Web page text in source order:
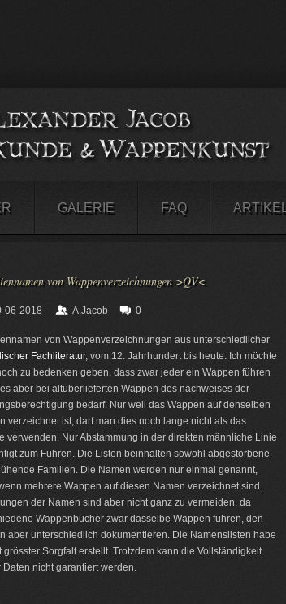
GALERIE FAQ ARTIKEL
von Wappenverzeichnungen >QV<
06-2018 A.Jacob 0
von Wappenverzeichnungen aus unterschiedlicher
Fachliteratur, vom 12. Jahrhundert bis heute. Ich möchte
zu bedenken geben, dass zwar jeder ein Wappen führen
aber bei altüberlieferten Wappen des nachweises der
bedarf. Nur weil das Wappen auf denselben
verzeichnet ist, darf man dies noch lange nicht als das
verwenden. Nur Abstammung in der direkten männliche Linie
zum Führen. Die Listen beinhalten sowohl abgestorbene
Familien. Die Namen werden nur einmal genannt,
mehrere Wappen auf diesen Namen verzeichnet sind.
der Namen sind aber nicht ganz zu vermeiden, da
Wappenbücher zwar dasselbe Wappen führen, den
aber unterschiedlich dokumentieren. Die Namenslisten habe
grösster Sorgfalt erstellt. Trotzdem kann die Vollständigkeit
Daten nicht garantiert werden.